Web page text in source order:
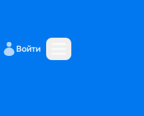
Войти